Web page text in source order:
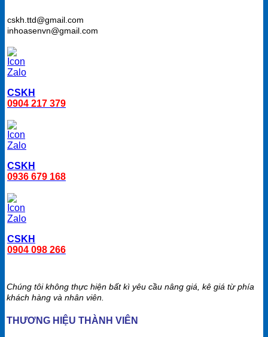
cskh.ttd@gmail.com
inhoasenvn@gmail.com
CSKH
0904 217 379
CSKH
0936 679 168
CSKH
0904 098 266
Chúng tôi không thực hiện bất kì yêu cầu nâng giá, kê giá từ phía
khách hàng và nhân viên.
THƯƠNG HIỆU THÀNH VIÊN